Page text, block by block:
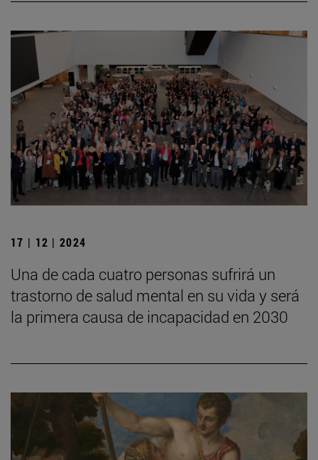
17 | 12 | 2024
Una de cada cuatro personas sufrirá un
trastorno de salud mental en su vida y será
la primera causa de incapacidad en 2030